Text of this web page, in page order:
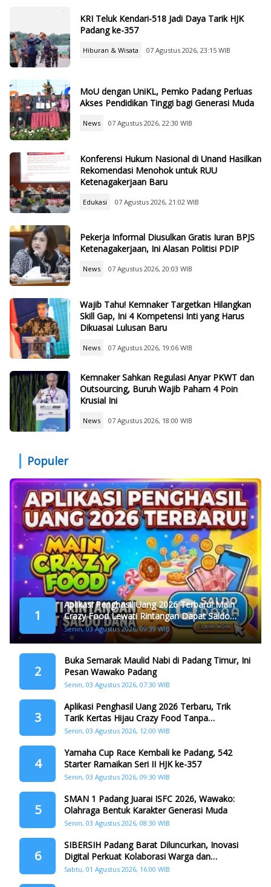
KRI Teluk Kendari-518 Jadi Daya Tarik HJK
Padang ke-357
Hiburan & Wisata 07 Agustus 2026, 23:15 WIB
MoU dengan UniKL, Pemko Padang Perluas
Akses Pendidikan Tinggi bagi Generasi Muda
News 07 Agustus 2026, 22:30 WIB
Konferensi Hukum Nasional di Unand Hasilkan
Rekomendasi Menohok untuk RUU
Ketenagakerjaan Baru
Edukasi 07 Agustus 2026, 21:02 WIB
Pekerja Informal Diusulkan Gratis Iuran BPJS
Ketenagakerjaan, Ini Alasan Politisi PDIP
News 07 Agustus 2026, 20:03 WIB
Wajib Tahu! Kemnaker Targetkan Hilangkan
Skill Gap, Ini 4 Kompetensi Inti yang Harus
Dikuasai Lulusan Baru
News 07 Agustus 2026, 19:06 WIB
Kemnaker Sahkan Regulasi Anyar PKWT dan
Outsourcing, Buruh Wajib Paham 4 Poin
Krusial Ini
News 07 Agustus 2026, 18:00 WIB
Populer
1
Aplikasi Penghasil Uang 2026 Terbaru! Main
Crazy Food Lewati Rintangan Dapat Saldo
Dana
Senin, 03 Agustus 2026, 09:39 WIB
2
Buka Semarak Maulid Nabi di Padang Timur, Ini
Pesan Wawako Padang
Senin, 03 Agustus 2026, 07:30 WIB
3
Aplikasi Penghasil Uang 2026 Terbaru, Trik
Tarik Kertas Hijau Crazy Food Tanpa
Penggandaan
Senin, 03 Agustus 2026, 12:00 WIB
4
Yamaha Cup Race Kembali ke Padang, 542
Starter Ramaikan Seri II HJK ke-357
Senin, 03 Agustus 2026, 09:30 WIB
5
SMAN 1 Padang Juarai ISFC 2026, Wawako:
Olahraga Bentuk Karakter Generasi Muda
Senin, 03 Agustus 2026, 08:30 WIB
6
SIBERSIH Padang Barat Diluncurkan, Inovasi
Digital Perkuat Kolaborasi Warga dan
Pemerintah Atasi Persampahan
Sabtu, 01 Agustus 2026, 16:00 WIB